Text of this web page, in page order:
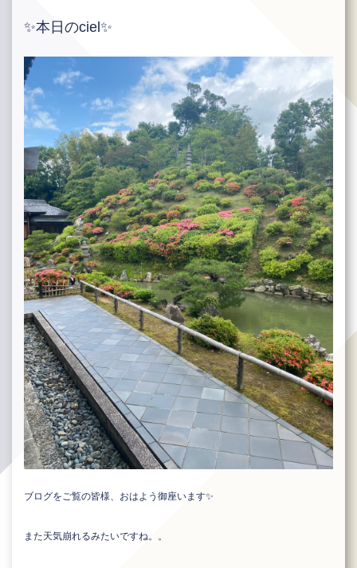
✨本日のciel✨
ブログをご覧の皆様、おはよう御座います✨
また天気崩れるみたいですね。。